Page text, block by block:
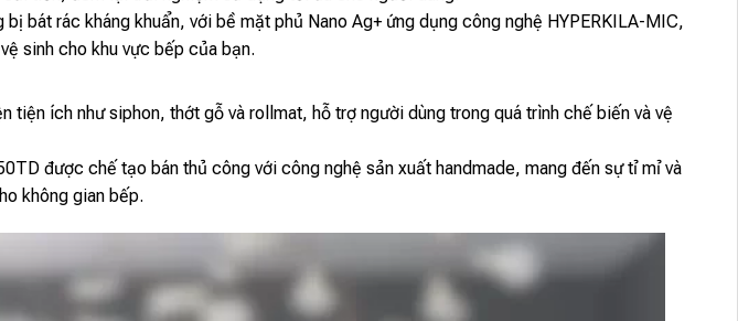
bát rác kháng khuẩn, với bề mặt phủ Nano Ag+ ứng dụng công nghệ HYPERKILA-MIC,
sinh cho khu vực bếp của bạn.
tiện ích như siphon, thớt gỗ và rollmat, hỗ trợ người dùng trong quá trình chế biến và vệ
được chế tạo bán thủ công với công nghệ sản xuất handmade, mang đến sự tỉ mỉ và
không gian bếp.